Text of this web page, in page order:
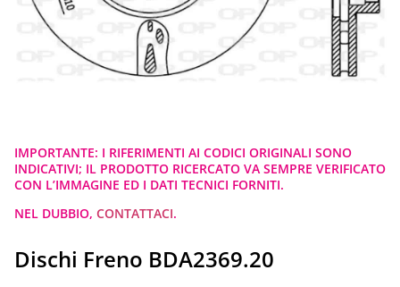
IMPORTANTE: I RIFERIMENTI AI CODICI ORIGINALI SONO
INDICATIVI; IL PRODOTTO RICERCATO VA SEMPRE VERIFICATO
CON L’IMMAGINE ED I DATI TECNICI FORNITI.
NEL DUBBIO, CONTATTACI.
Dischi Freno BDA2369.20